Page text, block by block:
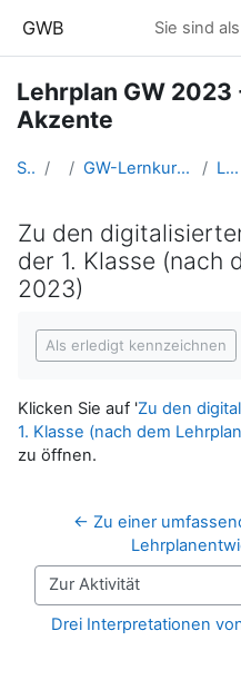
GWB Sie sind
Lehrplan GW
Akzente
Startseite Kurse GW-Lernkurse aus der Fortbildung (und Ausbildung bis 2016) LFB_GW_LP2023
Zu den
der 1. Klasse (nach
2023)
Als erledigt kennzeichnen
Klicken Sie auf 'Zu den
1. Klasse (nach dem
zu öffnen.
← Zu einer
Zur Aktivität
Drei Interpretationen